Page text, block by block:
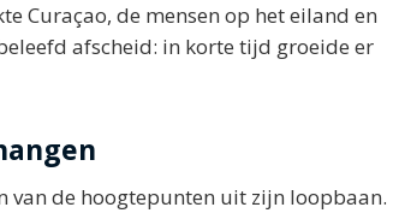
Curaçao, de mensen op het eiland en
afscheid: in korte tijd groeide er
van de hoogtepunten uit zijn loopbaan.